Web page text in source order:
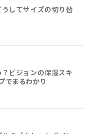
してサイズの切り替
ピジョンの保湿スキ
でまるわかり